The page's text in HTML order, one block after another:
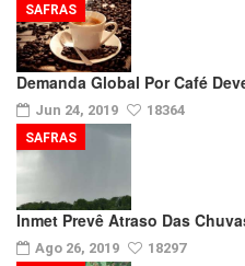
Demanda Global Por Café
Jun 24, 2019 18364
SAFRAS
Inmet Prevê Atraso Das
Ago 26, 2019 18297
SAFRAS